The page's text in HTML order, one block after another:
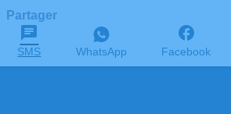
Partager
SMS WhatsApp Facebook